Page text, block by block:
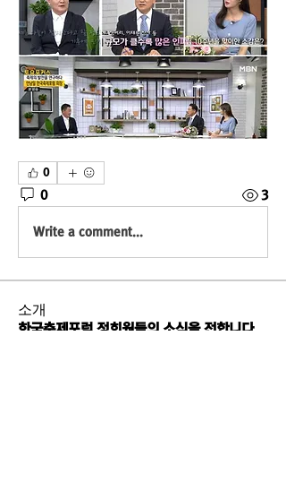
0
0 3
Write a comment...
소개
한국축제포럼 정회원들의 소식을 전합니다.